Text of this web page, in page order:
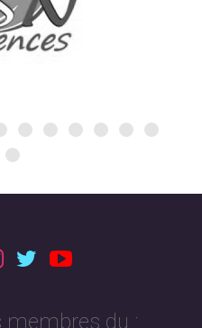
du :